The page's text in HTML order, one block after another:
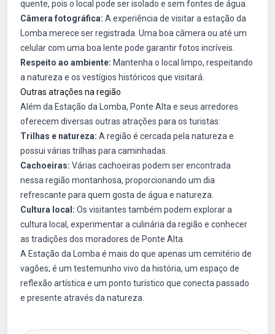
quente, pois o local pode ser isolado e sem fontes de água.
Câmera fotográfica: A experiência de visitar a estação da
Lomba merece ser registrada. Uma boa câmera ou até um
celular com uma boa lente pode garantir fotos incríveis.
Respeito ao ambiente: Mantenha o local limpo, respeitando
a natureza e os vestígios históricos que visitará.
Outras atrações na região
Além da Estação da Lomba, Ponte Alta e seus arredores
oferecem diversas outras atrações para os turistas:
Trilhas e natureza: A região é cercada pela natureza e
possui várias trilhas para caminhadas.
Cachoeiras: Várias cachoeiras podem ser encontrada
nessa região montanhosa, proporcionando um dia
refrescante para quem gosta de água e natureza.
Cultura local: Os visitantes também podem explorar a
cultura local, experimentar a culinária da região e conhecer
as tradições dos moradores de Ponte Alta.
A Estação da Lomba é mais do que apenas um cemitério de
vagões; é um testemunho vivo da história, um espaço de
reflexão artística e um ponto turístico que conecta passado
e presente através da natureza.